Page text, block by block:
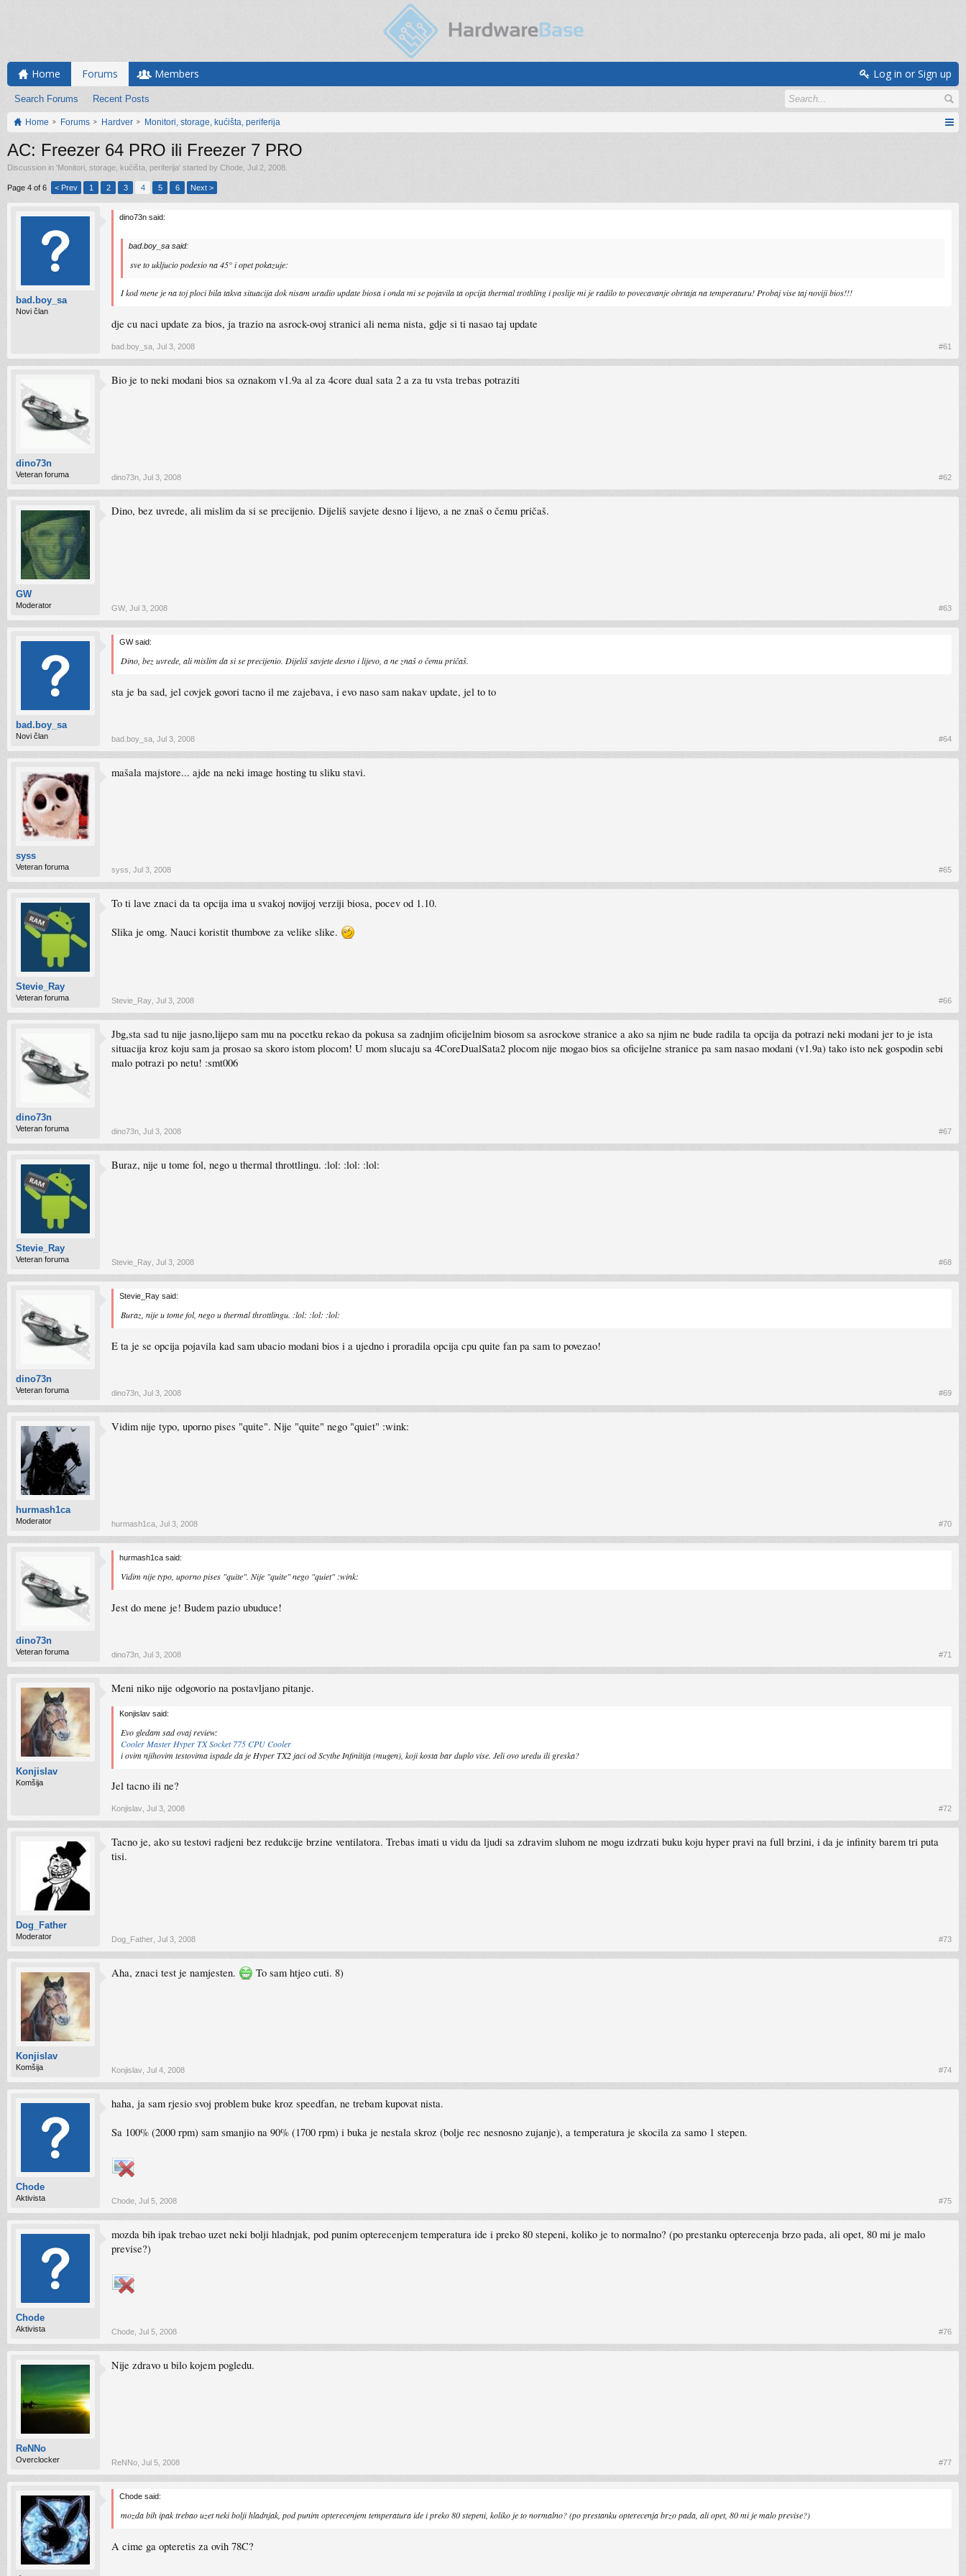
Home Forums
Search Forums Recent Posts
Members Log in or Sign up
Home Forums Hardver Monitori, storage, kućišta, periferija
AC: Freezer 64 PRO ili Freezer 7 PRO
Discussion in 'Monitori, storage, kućišta, periferija' started by Chode Jul 2, 2008
Page 4 of 6 < Prev 1 2 3 4 5 6 Next >
bad.boy_sa
Novi član
dino73n said:
bad.boy_sa said:
sve to ukljucio podesio na 45° i opet pokazuje:
I kod mene je na toj ploci bila takva situacija dok nisam uradio update biosa i onda mi se pojavila ta opcija thermal trothling i poslije mi je radilo to povecavanje obrtaja na temperaturu! Probaj vise taj noviji bios!!!
dje cu naci update za bios, ja trazio na asrock-ovoj stranici ali nema nista, gdje si ti nasao taj update
bad.boy_sa Jul 3, 2008 #61
dino73n
Veteran foruma
Bio je to neki modani bios sa oznakom v1.9a al za 4core dual sata 2 a za tu vsta trebas potraziti
dino73n Jul 3, 2008 #62
GW
Moderator
Dino, bez uvrede, ali mislim da si se precijenio. Dijeliš savjete desno i lijevo, a ne znaš o čemu pričaš.
GW Jul 3, 2008 #63
bad.boy_sa
Novi član
GW said:
Dino, bez uvrede, ali mislim da si se precijenio. Dijeliš savjete desno i lijevo, a ne znaš o čemu pričaš.
sta je ba sad, jel covjek govori tacno il me zajebava, i evo naso sam nakav update, jel to to
bad.boy_sa Jul 3, 2008 #64
syss
Veteran foruma
mašala majstore... ajde na neki image hosting tu sliku stavi.
syss Jul 3, 2008 #65
Stevie_Ray
Veteran foruma
To ti lave znaci da ta opcija ima u svakoj novijoj verziji biosa, pocev od 1.10.
Slika je omg. Nauci koristit thumbove za velike slike.
Stevie_Ray Jul 3, 2008 #66
dino73n
Veteran foruma
Jbg,sta sad tu nije jasno,lijepo sam mu na pocetku rekao da pokusa sa zadnjim oficijelnim biosom sa asrockove stranice a ako sa njim ne bude radila ta opcija da potrazi neki modani jer to je ista
situacija kroz koju sam ja prosao sa skoro istom plocom! U mom slucaju sa 4CoreDualSata2 plocom nije mogao bios sa oficijelne stranice pa sam nasao modani (v1.9a) tako isto nek gospodin sebi
malo potrazi po netu! :smt006
dino73n Jul 3, 2008 #67
Stevie_Ray
Veteran foruma
Buraz, nije u tome fol, nego u thermal throttlingu. :lol: :lol: :lol:
Stevie_Ray Jul 3, 2008 #68
dino73n
Veteran foruma
Stevie_Ray said:
Buraz, nije u tome fol, nego u thermal throttlingu. :lol: :lol: :lol:
E ta je se opcija pojavila kad sam ubacio modani bios i a ujedno i proradila opcija cpu quite fan pa sam to povezao!
dino73n Jul 3, 2008 #69
hurmash1ca
Moderator
Vidim nije typo, uporno pises "quite". Nije "quite" nego "quiet" :wink:
hurmash1ca Jul 3, 2008 #70
dino73n
Veteran foruma
hurmash1ca said:
Vidim nije typo, uporno pises "quite". Nije "quite" nego "quiet" :wink:
Jest do mene je! Budem pazio ubuduce!
dino73n Jul 3, 2008 #71
Konjislav
Komšija
Meni niko nije odgovorio na postavljano pitanje.
Konjislav said:
Evo gledam sad ovaj review:
Cooler Master Hyper TX Socket 775 CPU Cooler
i ovim njihovim testovima ispade da je Hyper TX2 jaci od Scythe Infinitija (mugen), koji kosta bar duplo vise. Jeli ovo uredu ili greska?
Jel tacno ili ne?
Konjislav Jul 3, 2008 #72
Dog_Father
Moderator
Tacno je, ako su testovi radjeni bez redukcije brzine ventilatora. Trebas imati u vidu da ljudi sa zdravim sluhom ne mogu izdrzati buku koju hyper pravi na full brzini, i da je infinity barem tri puta
tisi.
Dog_Father Jul 3, 2008 #73
Konjislav
Komšija
Aha, znaci test je namjesten. To sam htjeo cuti. 8)
Konjislav Jul 4, 2008 #74
Chode
Aktivista
haha, ja sam rjesio svoj problem buke kroz speedfan, ne trebam kupovat nista.
Sa 100% (2000 rpm) sam smanjio na 90% (1700 rpm) i buka je nestala skroz (bolje rec nesnosno zujanje), a temperatura je skocila za samo 1 stepen.
Chode Jul 5, 2008 #75
Chode
Aktivista
mozda bih ipak trebao uzet neki bolji hladnjak, pod punim opterecenjem temperatura ide i preko 80 stepeni, koliko je to normalno? (po prestanku opterecenja brzo pada, ali opet, 80 mi je malo
previse?)
Chode Jul 5, 2008 #76
ReNNo
Overclocker
Nije zdravo u bilo kojem pogledu.
ReNNo Jul 5, 2008 #77
Chode said:
mozda bih ipak trebao uzet neki bolji hladnjak, pod punim opterecenjem temperatura ide i preko 80 stepeni, koliko je to normalno? (po prestanku opterecenja brzo pada, ali opet, 80 mi je malo previse?)
A cime ga opteretis za ovih 78C?